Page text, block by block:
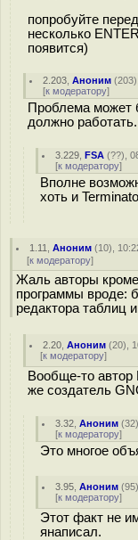
попробуйте
несколько
появится)
2.203 ,Аноним (203
[к модератору]
Проблема может
должно работать.
3.229 ,FSA (??),
[к модератору]
Вполне
хоть и
1.11 ,Аноним (10),
[к модератору]
Жаль авторы
программы вроде:
редактора таблиц и
2.20 ,Аноним (20),
[к модератору]
Вообще-то автор
же создатель
3.32 ,Аноним (32
[к модератору]
Это многое
3.95 ,Аноним (95
[к модератору]
Этот факт не
янаписал.